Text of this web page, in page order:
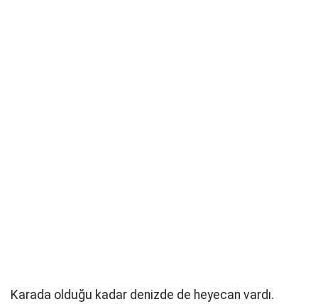
Karada olduğu kadar denizde de heyecan vardı.